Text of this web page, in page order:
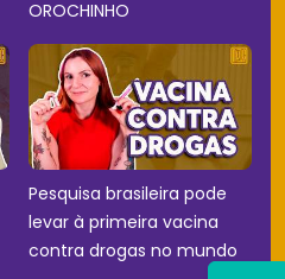
OROCHINHO
Pesquisa brasileira pode
levar à primeira vacina
contra drogas no mundo